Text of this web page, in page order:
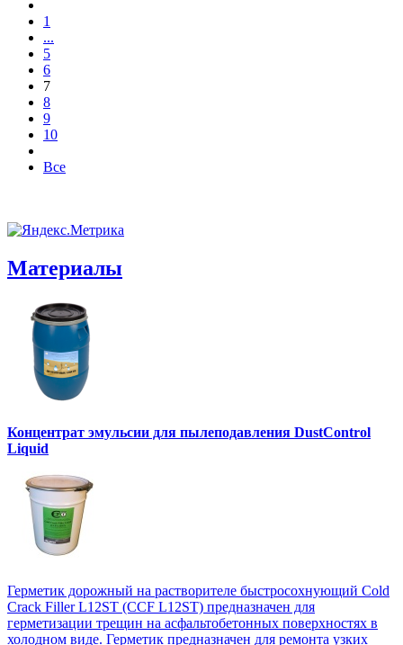
1
...
5
6
7
8
9
10
Все
Материалы
Концентрат эмульсии для пылеподавления DustControl
Liquid
Герметик дорожный на растворителе быстросохнующий Cold
Crack Filler L12SТ (CCF L12SТ) предназначен для
герметизации трещин на асфальтобетонных поверхностях в
холодном виде. Герметик предназначен для ремонта узких